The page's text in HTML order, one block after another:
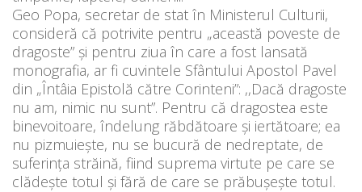
Geo Popa, secretar de stat în Ministerul Culturii,
consideră că potrivite pentru „această poveste de
dragoste” și pentru ziua în care a fost lansată
monografia, ar fi cuvintele Sfântului Apostol Pavel
din „Întâia Epistolă către Corinteni”: ,,Dacă dragoste
nu am, nimic nu sunt”. Pentru că dragostea este
binevoitoare, îndelung răbdătoare și iertătoare; ea
nu pizmuiește, nu se bucură de nedreptate, de
suferința străină, fiind suprema virtute pe care se
clădește totul și fără de care se prăbușește totul.